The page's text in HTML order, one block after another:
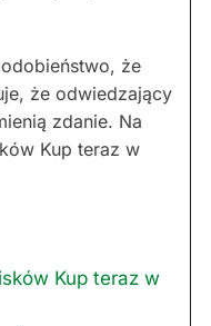
że
że odwiedzający
zdanie. Na
Kup teraz w
Kup teraz w